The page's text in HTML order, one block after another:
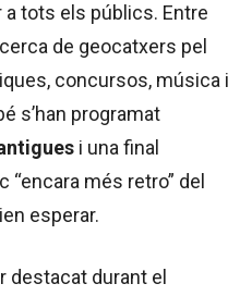
a tots els públics. Entre
de geocatxers pel
concursos, música i
s’han programat
i una final
més retro” del
esperar.
destacat durant el